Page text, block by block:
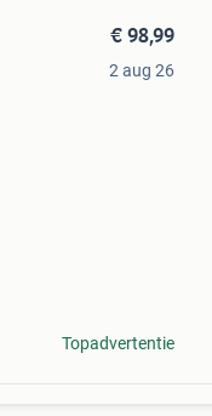
€ 98,99
2 aug 26
Topadvertentie